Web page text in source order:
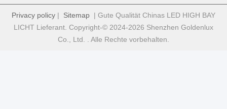
Privacy policy | Sitemap | Gute Qualität Chinas LED HIGH BAY
LICHT Lieferant. Copyright-© 2024-2026 Shenzhen Goldenlux
Co., Ltd. . Alle Rechte vorbehalten.